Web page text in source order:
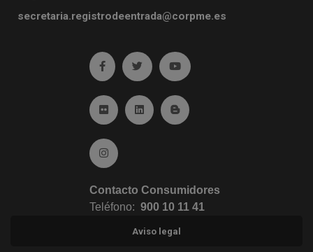
secretaria.registrodeentrada@corpme.es
Ir a facebook (abre en ventana nueva)
Ir a twitter (abre en ventana nueva)
Ir a YouTube (abre en
Ir a Flickr (abre en ventana nueva)
Ir a Linkedin (abre en ventana nueva)
Ir al Blog (abre en ventana
Ir a Instagram (abre en ventana nueva)
Contacto Consumidores
Teléfono: 900 10 11 41
Aviso legal